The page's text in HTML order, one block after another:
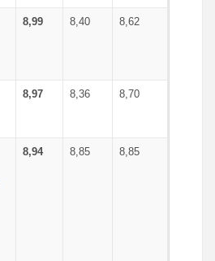
8,99 8,40 8,62
8,97 8,36 8,70
8,94 8,85 8,85